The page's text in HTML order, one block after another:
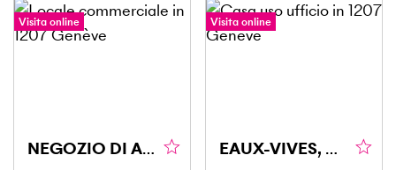
Visita online
NEGOZIO DI ABBIGLIAMENTO EAUX-VIVES
Visita online
EAUX-VIVES, RISTRUTTURATO.